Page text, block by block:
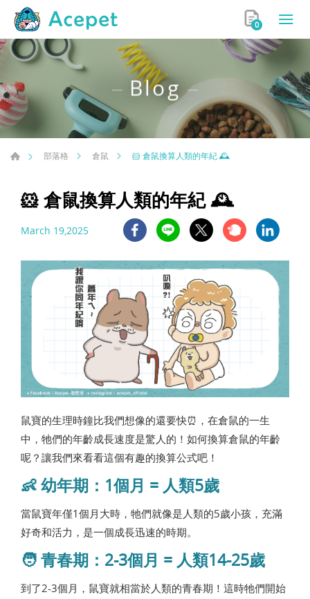
0
Blog
部落格 倉鼠 🐹 倉鼠換算人類的年紀 🕰️
🐹 倉鼠換算人類的年紀 🕰️
March 19,2025
鼠寶的生理時鐘比我們想像的還要快⏰，在倉鼠的一生
中，牠們的年齡成長速度是驚人的！如何換算倉鼠的年齡
呢？讓我們來看看這個有趣的換算公式吧！
👶 幼年期：1個月 = 人類5歲
當鼠寶年僅1個月大時，牠們就像是人類的5歲小孩，充滿
好奇和活力，是一個成長迅速的時期。
🧑 青春期：2-3個月 = 人類14-25歲
到了2-3個月，鼠寶就相當於人類的青春期！這時牠們開始